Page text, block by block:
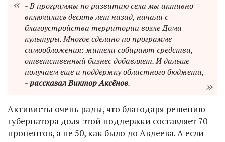
- В программы по развитию села мы активно
включились десять лет назад, начали с
благоустройства территории возле Дома
культуры. Многое сделано по программе
самообложения: жители собирают средства,
ответственный бизнес добавляет. И дальше
получаем еще и поддержку областного бюджета,
-рассказал Виктор Аксёнов.
Активисты очень рады, что благодаря решению
губернатора доля этой поддержки составляет 70
процентов, а не 50, как было до Авдеева. А если